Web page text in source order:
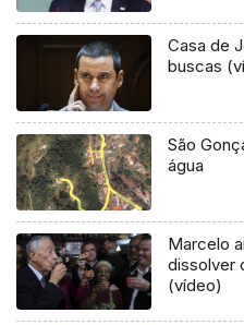
Casa de
buscas
São
água
Marcelo
dissolver
(vídeo)